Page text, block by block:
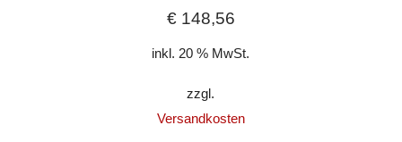
€148,56
inkl. 20 % MwSt.
zzgl.
Versandkosten